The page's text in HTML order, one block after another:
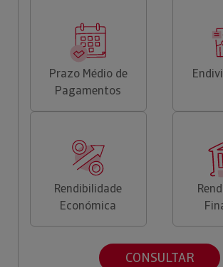
Prazo Médio de
Pagamentos
Rendibilidade
Económica
CONSULTAR